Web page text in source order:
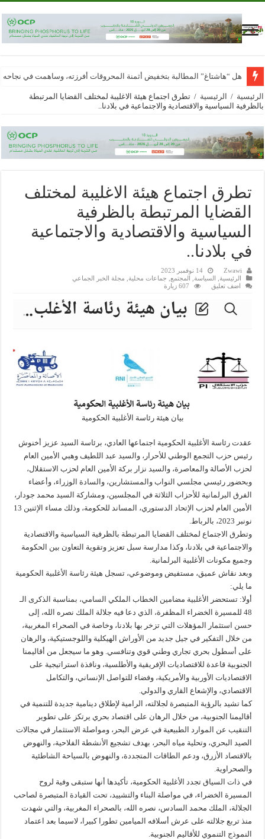
هل “هاشتاغ” المطالبة بتخفيض أثمنة المحروقات أفرزته، وساهمت في
الرئيسية / الرئيسية / تطرق اجتماع هيئة الاغليبة لمختلف القضايا المرتبطة
بالظرفية السياسية والاقتصادية والاجتماعية في بلادنا..
تطرق اجتماع هيئة الاغليبة لمختلف
القضايا المرتبطة بالظرفية
السياسية والاقتصادية والاجتماعية
في بلادنا..
Zwawi
14 نوفمبر 2023
الرئيسية
السياسة المجتمع جماعات محلية
مجلة الخبر الجماعي
اضف تعليق
607 زيارة
بيان هيئة رئاسة الأغلبية الحكومية
عقدت رئاسة الأغلبية الحكومية اجتماعها العادي، برئاسة السيد عزيز أخنوش
رئيس حزب التجمع الوطني للأحرار، والسيد عبد اللطيف وهبي الأمين العام
لحزب الأصالة والمعاصرة، والسيد نزار بركة الأمين العام لحزب الاستقلال،
وبحضور رئيسي مجلسي النواب والمستشارين، والسادة الوزراء، وأعضاء
الفرق البرلمانية للأحزاب الثلاثة في المجلسين، ومشاركة السيد محمد جودار،
الأمين العام لحزب الإتحاد الدستوري، المساند للحكومة، وذلك مساء الإثنين 13
نونبر 2023، بالرباط.
وتطرق الاجتماع لمختلف القضايا المرتبطة بالظرفية السياسية والاقتصادية
والاجتماعية في بلادنا، وكذا مدارسة سبل تعزيز وتقوية التعاون بين الحكومة
وجميع مكونات الأغلبية البرلمانية.
وبعد نقاش عميق، مستفيض وموضوعي، تسجل هيئة رئاسة الأغلبية الحكومية
ما يلي:
أولا: تستحضر الأغلبية مضامين الخطاب الملكي السامي، بمناسبة الذكرى الـ
48 للمسيرة الخضراء المظفرة، الذي دعا فيه جلالة الملك نصره الله، إلى
حسن استثمار المؤهلات التي تزخر بها بلادنا، وخاصة في الصحراء المغربية،
من خلال التفكير في جيل جديد من الأوراش الهيكلية واللوجستيكية، والرهان
على أسطول بحري تجاري وطني قوي وتنافسي. وهو ما سيجعل من أقاليمنا
الجنوبية قاعدة للاقتصاديات الإفريقية والأطلسية، ونافذة استراتيجية على
الاقتصاديات الأوربية والأمريكية، وفضاء للتواصل الإنساني، والتكامل
الاقتصادي، والإشعاع القاري والدولي.
كما تشيد بالرؤية المتبصرة لجلالته، الرامية لإطلاق دينامية جديدة للتنمية في
أقاليمنا الجنوبية، من خلال الرهان على اقتصاد بحري يرتكز على تطوير
التنقيب عن الموارد الطبيعية في عرض البحر، ومواصلة الاستثمار في مجالات
الصيد البحري، وتحلية مياه البحر، بهدف تشجيع الأنشطة الفلاحية، والنهوض
بالاقتصاد الأزرق، ودعم الطاقات المتجددة، والنهوض بالسياحة الشاطئية
والصحراوية.
في ذات السياق تجدد الأغلبية الحكومية، تأكيدها أنها ستبقى وفية لروح
المسيرة الخضراء، في مواصلة البناء والتشييد، تحت القيادة المتبصرة لصاحب
الجلالة، الملك محمد السادس، نصره الله، بالصحراء المغربية، والتي شهدت
منذ تربع جلالته على عرش أسلافه الميامين تطورا كبيرا، لاسيما بعد اعتماد
النموذج التنموي للأقاليم الجنوبية.